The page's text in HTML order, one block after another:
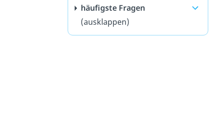
häufigste Fragen
(ausklappen)